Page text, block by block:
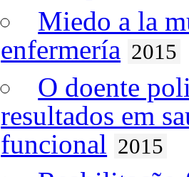
Miedo a la
enfermería 2015
O doente
resultados em
funcional 2015